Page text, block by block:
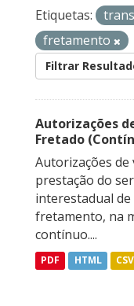
Etiquetas:
fretamento
Filtrar
Autorizações
Fretado
Autorizações
prestação do
interestadual
fretamento, na
contínuo....
PDF HTML CSV